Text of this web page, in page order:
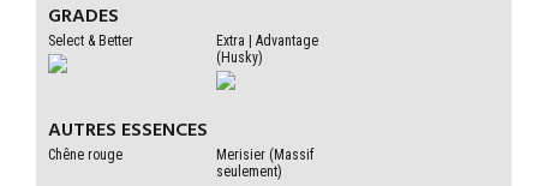
GRADES
Select & Better
Extra | Advantage
(Husky)
AUTRES ESSENCES
Chêne rouge
Merisier (Massif
seulement)